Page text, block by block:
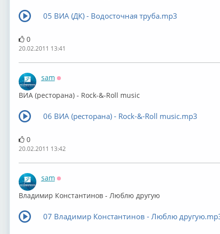
05 ВИА (ДК) - Водосточная труба.mp3
0
20.02.2011 13:41
sam
ВИА (ресторана) - Rock-&-Roll music
06 ВИА (ресторана) - Rock-&-Roll music.mp3
0
20.02.2011 13:42
sam
Владимир Константинов - Люблю другую
07 Владимир Константинов - Люблю